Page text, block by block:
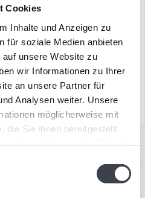
Cookies
Inhalte und Anzeigen zu
für soziale Medien anbieten
unsere Website zu
wir Informationen zu Ihrer
an unsere Partner für
Analysen weiter. Unsere
möglicherweise mit
die Sie ihnen bereitgestellt
Kosta Boda „Happy Dip
Green”, limitiert
€169,00 €149,00
farbenfrohes
Kristallkunstwerk, entworfen..